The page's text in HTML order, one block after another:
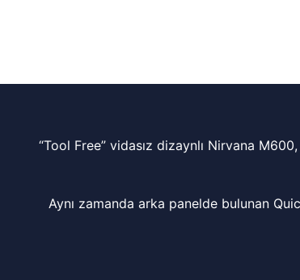
“Tool Free” vidasız dizaynlı Nirvana
Aynı zamanda arka panelde bulunan